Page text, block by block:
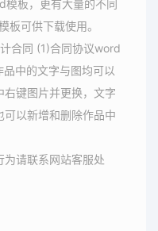
模板，更有大量的不同
板可供下载使用。
合同 (1)合同协议word
中的文字与图均可以
键图片并更换，文字
以新增和删除作品中
请联系网站客服处